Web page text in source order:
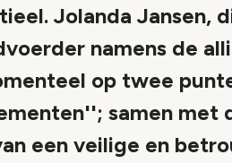
Jolanda Jansen,
namens de
op twee
samen met
een veilige en